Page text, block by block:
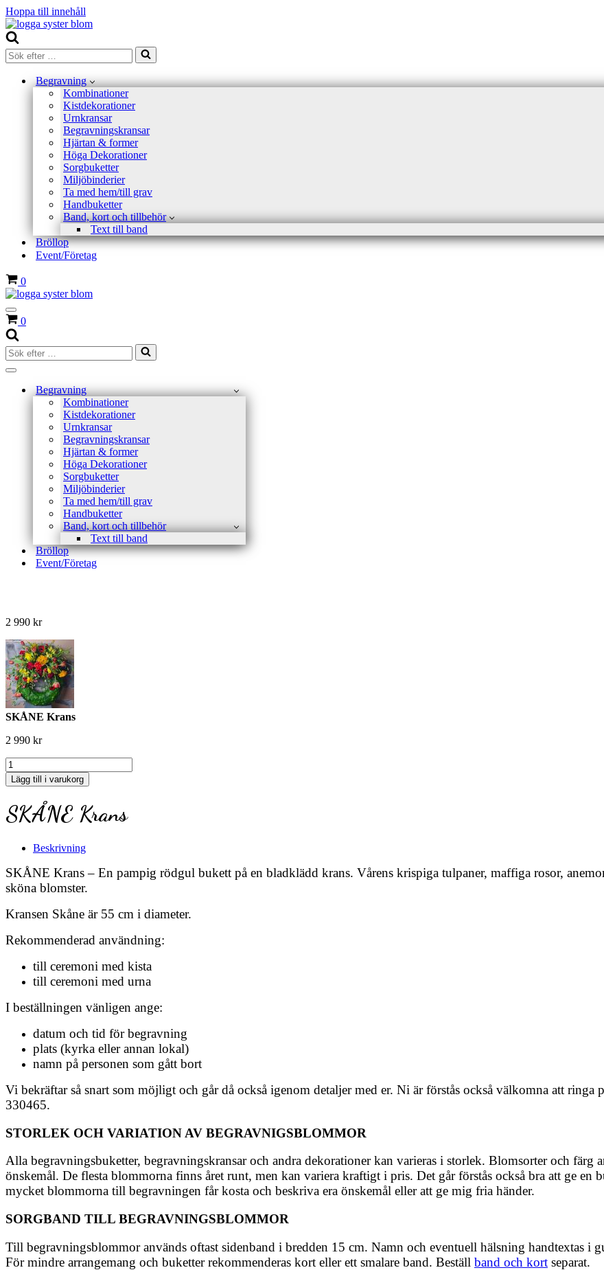
Hoppa till innehåll
Sök
efter
Begravning
Kombinationer
Kistdekorationer
Urnkransar
Begravningskransar
Hjärtan & former
Höga Dekorationer
Sorgbuketter
Miljöbinderier
Ta med hem/till grav
Handbuketter
Band, kort och tillbehör
Text till band
Bröllop
Event/Företag
Varukorg
0
Navigeringsmeny
Varukorg
0
Sök
efter
…Navigeringsmeny
Begravning
Kombinationer
Kistdekorationer
Urnkransar
Begravningskransar
Hjärtan & former
Höga Dekorationer
Sorgbuketter
Miljöbinderier
Ta med hem/till grav
Handbuketter
Band, kort och tillbehör
Text till band
Bröllop
Event/Företag
2 990 kr
SKÅNE Krans
2 990 kr
SKÅNE
Krans
mängd
Lägg till i varukorg
SKÅNE Krans
Beskrivning
SKÅNE Krans – En pampig rödgul bukett på en bladklädd krans. Vårens krispiga tulpaner, maffiga rosor,
sköna blomster.
Kransen Skåne är 55 cm i diameter.
Rekommenderad användning:
till ceremoni med kista
till ceremoni med urna
I beställningen vänligen ange:
datum och tid för begravning
plats (kyrka eller annan lokal)
namn på personen som gått bort
Vi bekräftar så snart som möjligt och går då också igenom detaljer med er. Ni är förstås också välkomna att ringa
330465.
STORLEK OCH VARIATION AV BEGRAVNIGSBLOMMOR
Alla begravningsbuketter, begravningskransar och andra dekorationer kan varieras i storlek. Blomsorter och färg
önskemål. De flesta blommorna finns året runt, men kan variera kraftigt i pris. Det går förstås också bra att ge en
mycket blommorna till begravningen får kosta och beskriva era önskemål eller att ge mig fria händer.
SORGBAND TILL BEGRAVNINGSBLOMMOR
Till begravningsblommor används oftast sidenband i bredden 15 cm. Namn och eventuell hälsning handtextas i
För mindre arrangemang och buketter rekommenderas kort eller ett smalare band. Beställ band och kort separat.